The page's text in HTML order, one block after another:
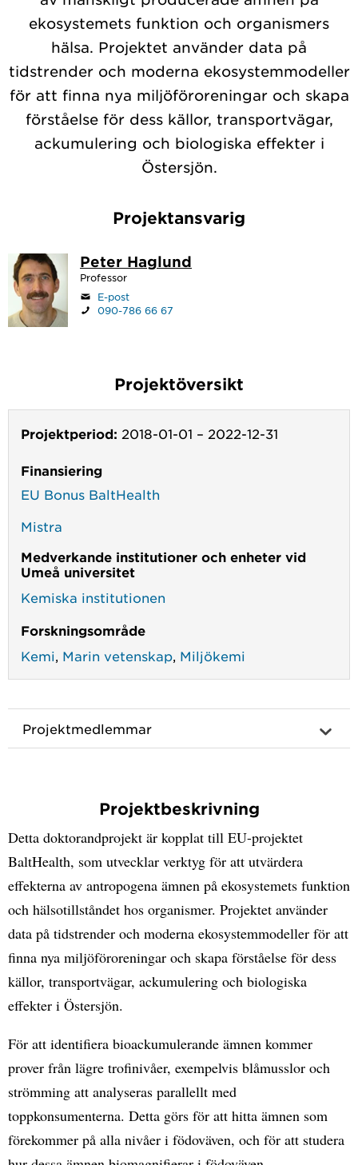
ekosystemets funktion och organismers
hälsa. Projektet använder data på
tidstrender och moderna ekosystemmodeller
för att finna nya miljöföroreningar och skapa
förståelse för dess källor, transportvägar,
ackumulering och biologiska effekter i
Östersjön.
Projektansvarig
Peter Haglund
Professor
E-post
090-786 66 67
Projektöversikt
Projektperiod: 2018-01-01 – 2022-12-31
Finansiering
EU Bonus BaltHealth
Mistra
Medverkande institutioner och enheter vid
Umeå universitet
Kemiska institutionen
Forskningsområde
Kemi Marin vetenskap Miljökemi
Projektmedlemmar
Projektbeskrivning
Detta doktorandprojekt är kopplat till EU-projektet
BaltHealth, som utvecklar verktyg för att utvärdera
effekterna av antropogena ämnen på ekosystemets funktion
och hälsotillståndet hos organismer. Projektet använder
data på tidstrender och moderna ekosystemmodeller för att
finna nya miljöföroreningar och skapa förståelse för dess
källor, transportvägar, ackumulering och biologiska
effekter i Östersjön.
För att identifiera bioackumulerande ämnen kommer
prover från lägre trofinivåer, exempelvis blåmusslor och
strömming att analyseras parallellt med
toppkonsumenterna. Detta görs för att hitta ämnen som
förekommer på alla nivåer i födoväven, och för att studera